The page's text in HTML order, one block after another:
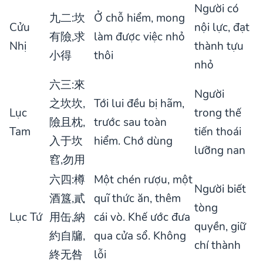
Cửu
Nhị
九二:坎
有險,求
小得
Ở chỗ hiểm, mong
làm được việc nhỏ
thôi
Người có
nội lực, đạt
thành tựu
nhỏ
Lục
Tam
六三:來
之坎坎,
險且枕,
入于坎
窞,勿用
Tới lui đều bị hãm,
trước sau toàn
hiểm. Chớ dùng
Người
trong thế
tiến thoái
lưỡng nan
Lục Tứ
六四:樽
酒簋,貳
用缶,納
約自牖,
終无咎
Một chén rượu, một
quĩ thức ăn, thêm
cái vò. Khế ước đưa
qua cửa sổ. Không
lỗi
Người biết
tòng
quyền, giữ
chí thành